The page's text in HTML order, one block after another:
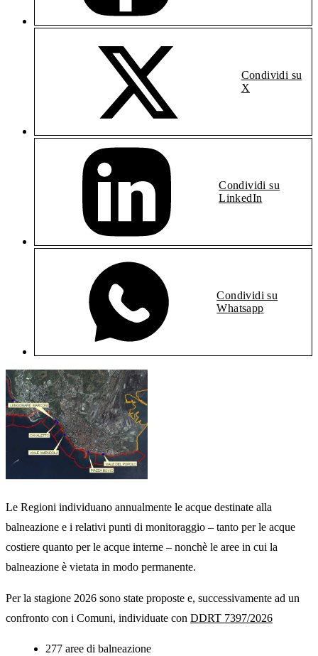
Condividi su
X
Condividi su
LinkedIn
Condividi su
Whatsapp
Le Regioni individuano annualmente le acque destinate alla
balneazione e i relativi punti di monitoraggio – tanto per le acque
costiere quanto per le acque interne – nonchè le aree in cui la
balneazione è vietata in modo permanente.
Per la stagione 2026 sono state proposte e, successivamente ad un
confronto con i Comuni, individuate con DDRT 7397/2026
277 aree di balneazione